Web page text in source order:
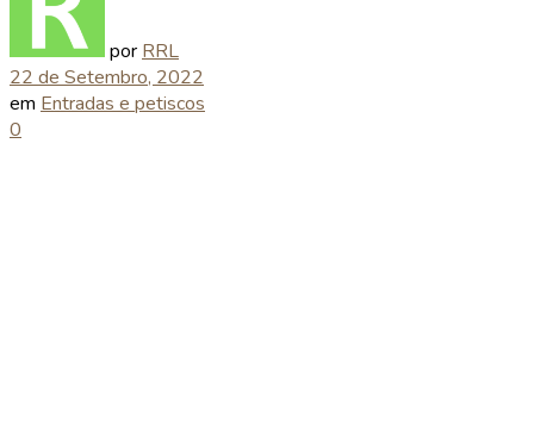
por RRL
22 de Setembro, 2022
em Entradas e petiscos
0